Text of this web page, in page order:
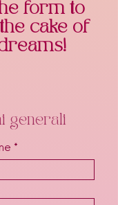
form to
cake of
generali
*